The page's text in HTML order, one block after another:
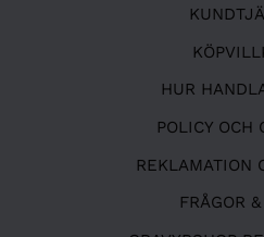
HUR
POLICY OCH
REKLAMATION
FRÅGOR